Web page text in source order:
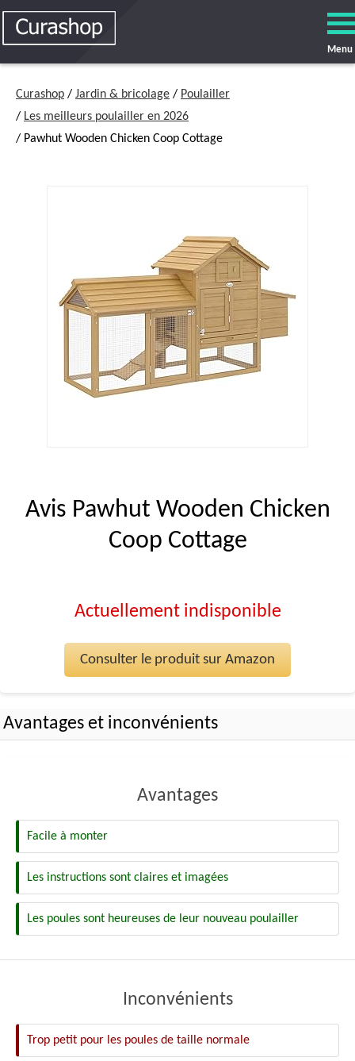
Menu
Curashop / Jardin & bricolage / Poulailler
/ Les meilleurs poulailler en 2026
/ Pawhut Wooden Chicken Coop Cottage
Avis Pawhut Wooden Chicken
Coop Cottage
Actuellement indisponible
Consulter le produit sur Amazon
Avantages et inconvénients
Avantages
Facile à monter
Les instructions sont claires et imagées
Les poules sont heureuses de leur nouveau poulailler
Inconvénients
Trop petit pour les poules de taille normale